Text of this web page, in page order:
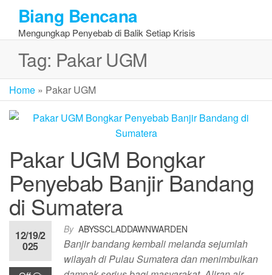
the
content
Biang Bencana
Mengungkap Penyebab di Balik Setiap Krisis
Tag: Pakar UGM
Home » Pakar UGM
Pakar UGM Bongkar
Penyebab Banjir Bandang
di Sumatera
By ABYSSCLADDAWNWARDEN
12/19/2
025
Banjir bandang kembali melanda sejumlah
wilayah di Pulau Sumatera dan menimbulkan